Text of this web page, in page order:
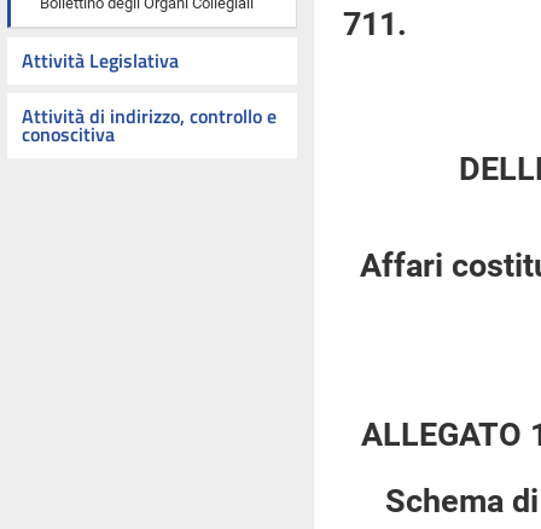
Attività Legislativa
Attività di indirizzo, controllo e
conoscitiva
711.
Affari
ALLEGATO
Schema